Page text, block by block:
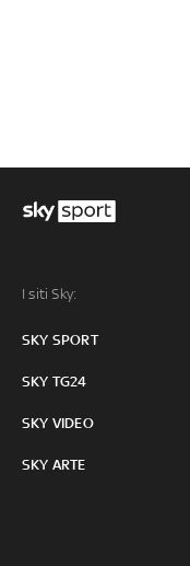
I siti Sky:
SKY SPORT
SKY TG24
SKY VIDEO
SKY ARTE